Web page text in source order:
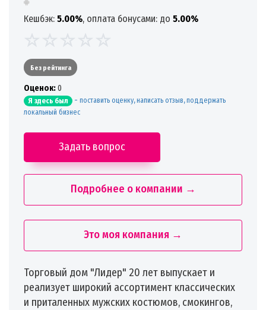
Кешбэк: 5.00%, оплата бонусами: до 5.00%
Без рейтинга
Oценок:0
Я здесь был - поставить оценку, написать отзыв, поддержать
локальный бизнес
Задать вопрос
Подробнее о компании →
Это моя компания →
Торговый дом "Лидер" 20 лет выпускает и
реализует широкий ассортимент классических
и приталенных мужских костюмов, смокингов,